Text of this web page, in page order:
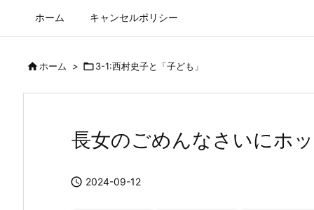
ホーム キャンセルポリシー
ホーム > 3-1:西村史子と「子ども」
長女のごめんなさいにホ
 2024-09-12